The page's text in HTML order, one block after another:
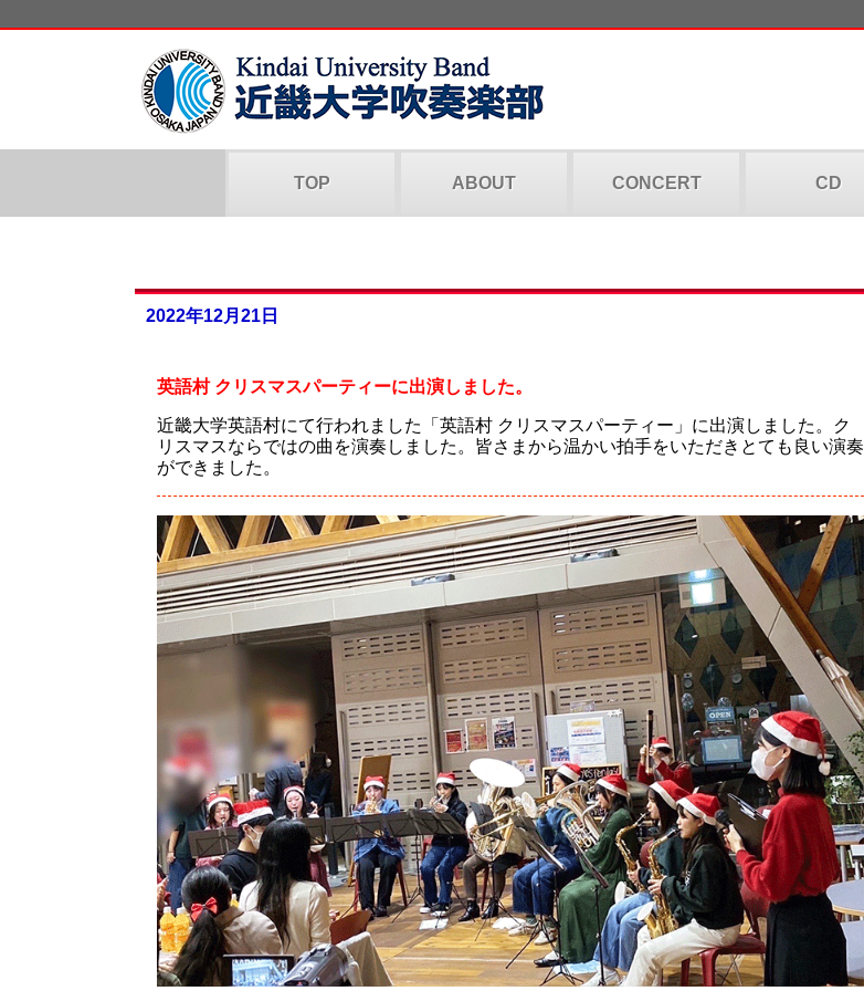
TOP ABOUT CONCERT CD
2022年12月21日
英語村 クリスマスパーティーに出演しました。
近畿大学英語村にて行われました「英語村 クリスマスパーティー」に出演しました。ク
リスマスならではの曲を演奏しました。皆さまから温かい拍手をいただきとても良い演奏
ができました。